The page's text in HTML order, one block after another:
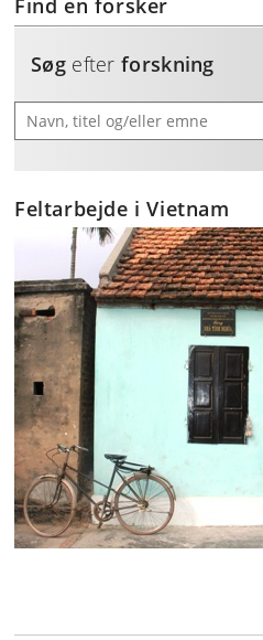
Find en forsker
Søg efter forskning
Søg efter forskning
Feltarbejde i Vietnam